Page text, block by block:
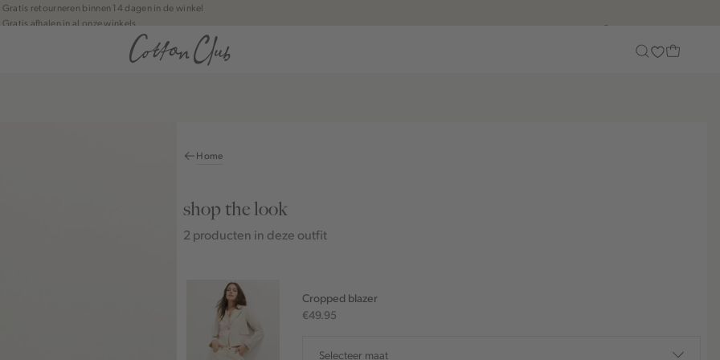
Gratis retourneren binnen 14 dagen in de winkel
Gratis afhalen in al onze winkels
Jouw bestelling wordt binnen 1 tot 5 dagen bezorgd
Betaal zoals jij wilt: o.a. iDEAL | Wero, Riverty, Apple pay & creditcard
Home
shop the look
2 producten in deze outfit
Cropped blazer
€49.95
Selecteer maat